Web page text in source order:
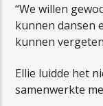
“We willen
kunnen dansen
kunnen
Ellie luidde het
samenwerkte